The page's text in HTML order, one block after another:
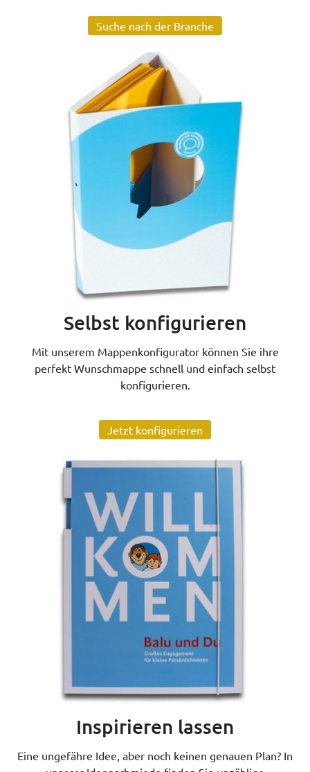
Suche nach der Branche
Selbst konfigurieren
Mit unserem Mappenkonfigurator können Sie ihre
perfekt Wunschmappe schnell und einfach selbst
konfigurieren.
Jetzt konfigurieren
Inspirieren lassen
Eine ungefähre Idee, aber noch keinen genauen Plan? In